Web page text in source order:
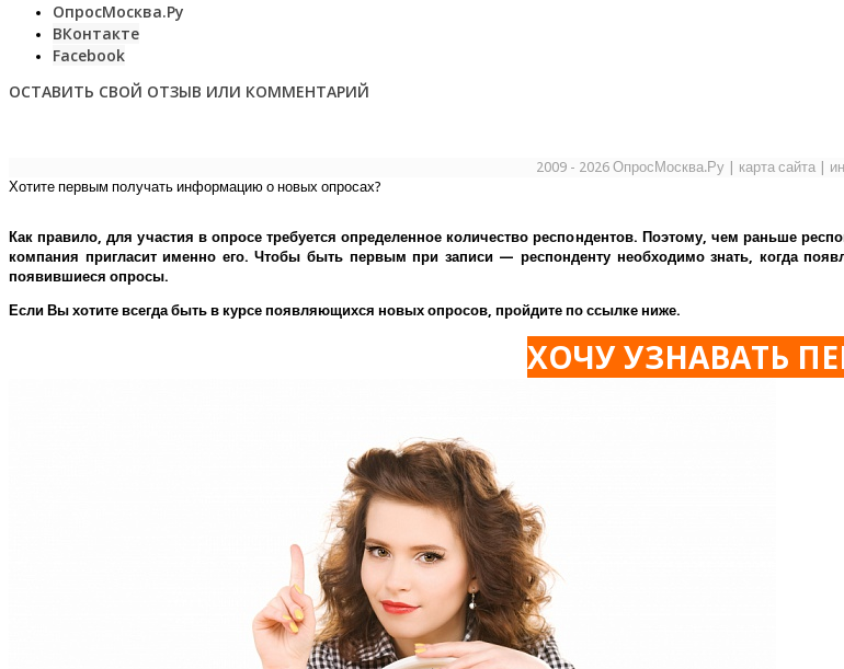
ОпросМосква.Ру
ВКонтакте
Facebook
ОСТАВИТЬ СВОЙ ОТЗЫВ ИЛИ КОММЕНТАРИЙ
2009 - 2026 ОпросМосква.Ру карта сайта
Хотите первым получать информацию о новых опросах?
Как правило, для участия в опросе требуется определенное количество респондентов. Поэтому, чем раньше
компания пригласит именно его.Чтобы быть первым при записи — респонденту необходимо знать, когда
появившиеся опросы.
Если Вы хотите всегда быть в курсе появляющихся новых опросов, пройдите по ссылке ниже.
ХОЧУ УЗНАВАТЬ